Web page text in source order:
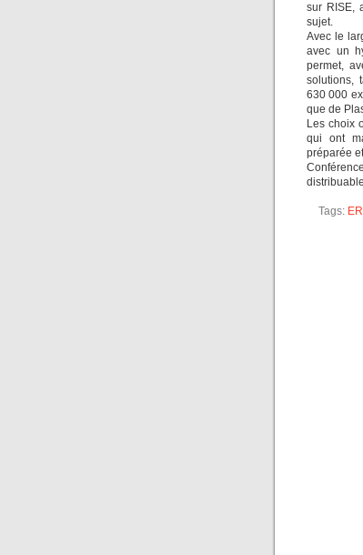
sur RISE,
sujet.
Avec le
avec un
permet,
solutions,
630 000
que de
Les choix
qui ont
préparée
Tags: